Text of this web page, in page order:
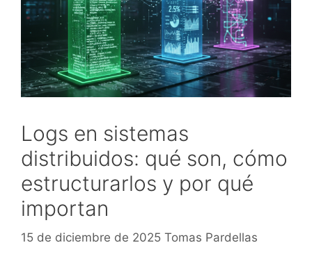
Logs en sistemas
distribuidos: qué son, cómo
estructurarlos y por qué
importan
15 de diciembre de 2025 Tomas Pardellas